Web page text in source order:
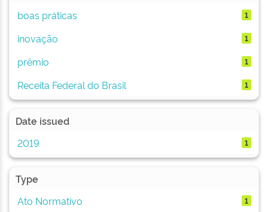
boas práticas
1
inovação 1
prêmio 1
Receita Federal do Brasil 1
Date issued
2019
1
Type
Ato Normativo
1